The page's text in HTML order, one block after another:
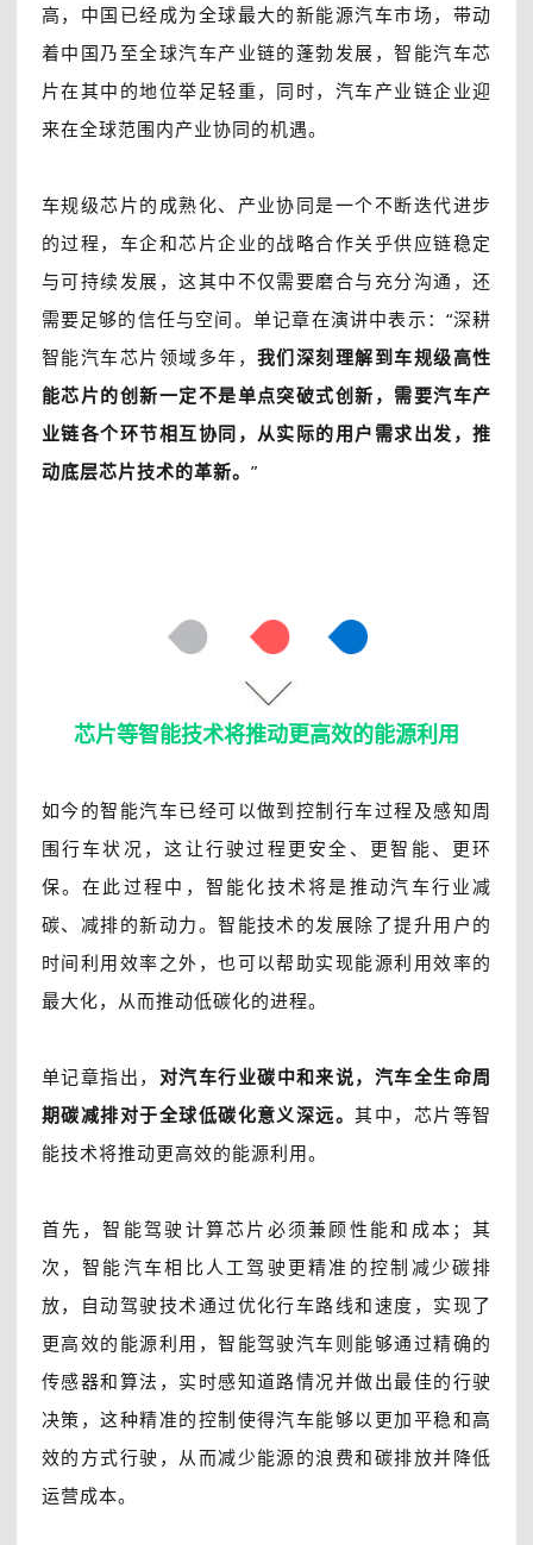
高，中国已经成为全球最大的新能源汽车市场，带动
着中国乃至全球汽车产业链的蓬勃发展，智能汽车芯
片在其中的地位举足轻重，同时，汽车产业链企业迎
来在全球范围内产业协同的机遇。
车规级芯片的成熟化、产业协同是一个不断迭代进步
的过程，车企和芯片企业的战略合作关乎供应链稳定
与可持续发展，这其中不仅需要磨合与充分沟通，还
需要足够的信任与空间。单记章在演讲中表示：“深耕
智能汽车芯片领域多年， 我们深刻理解到车规级高性
能芯片的创新一定不是单点突破式创新，需要汽车产
业链各个环节相互协同，从实际的用户需求出发，推
动底层芯片技术的革新。 ”
芯片等智能技术将推动更高效的能源利用
如今的智能汽车已经可以做到控制行车过程及感知周
围行车状况，这让行驶过程更安全、更智能、更环
保。在此过程中，智能化技术将是推动汽车行业减
碳、减排的新动力。智能技术的发展除了提升用户的
时间利用效率之外，也可以帮助实现能源利用效率的
最大化，从而推动低碳化的进程。
单记章指出， 对汽车行业碳中和来说，汽车全生命周
期碳减排对于全球低碳化意义深远。其中，芯片等智
能技术将推动更高效的能源利用。
首先，智能驾驶计算芯片必须兼顾性能和成本；其
次，智能汽车相比人工驾驶更精准的控制减少碳排
放，自动驾驶技术通过优化行车路线和速度，实现了
更高效的能源利用，智能驾驶汽车则能够通过精确的
传感器和算法，实时感知道路情况并做出最佳的行驶
决策，这种精准的控制使得汽车能够以更加平稳和高
效的方式行驶，从而减少能源的浪费和碳排放并降低
运营成本。